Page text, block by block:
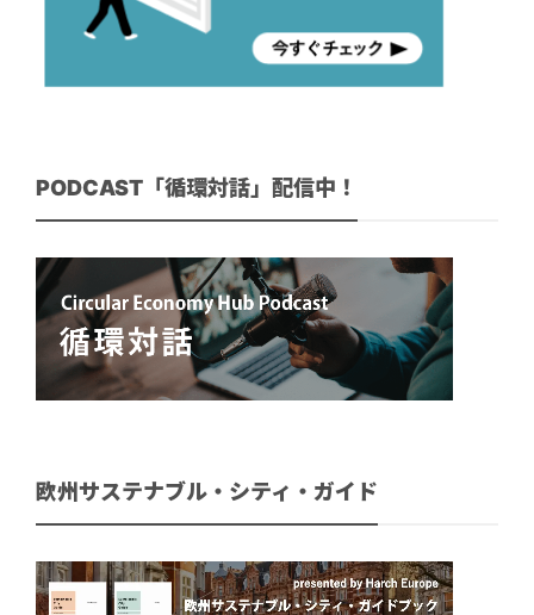
PODCAST「循環対話」配信中！
欧州サステナブル・シティ・ガイド